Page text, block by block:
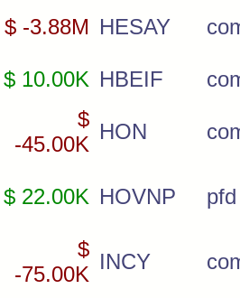
$ -3.88M HESAY
$ 10.00K HBEIF
$
-45.00K
HON
$ 22.00K HOVNP pfd
$
-75.00K
INCY